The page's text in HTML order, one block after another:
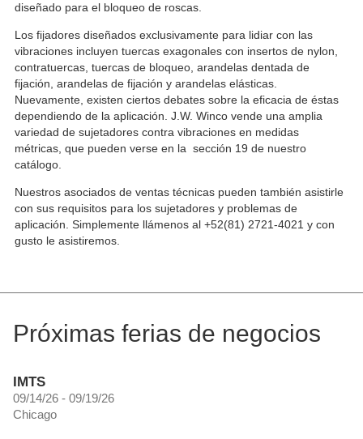
diseñado para el bloqueo de roscas.
Los fijadores diseñados exclusivamente para lidiar con las
vibraciones incluyen tuercas exagonales con insertos de nylon,
contratuercas, tuercas de bloqueo, arandelas dentada de
fijación, arandelas de fijación y arandelas elásticas.
Nuevamente, existen ciertos debates sobre la eficacia de éstas
dependiendo de la aplicación. J.W. Winco vende una amplia
variedad de sujetadores contra vibraciones en medidas
métricas, que pueden verse en la sección 19 de nuestro
catálogo.
Nuestros asociados de ventas técnicas pueden también asistirle
con sus requisitos para los sujetadores y problemas de
aplicación. Simplemente llámenos al +52(81) 2721-4021 y con
gusto le asistiremos.
Próximas ferias de negocios
IMTS
09/14/26 - 09/19/26
Chicago